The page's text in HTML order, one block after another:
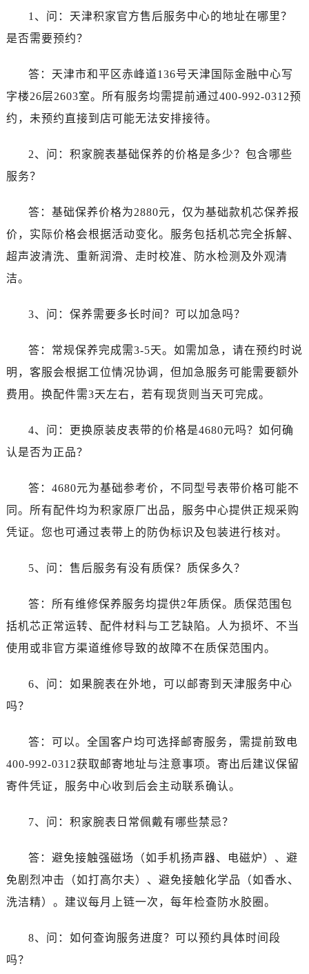
1、问：天津积家官方售后服务中心的地址在哪里？
是否需要预约？
答：天津市和平区赤峰道136号天津国际金融中心写
字楼26层2603室。所有服务均需提前通过400-992-0312预
约，未预约直接到店可能无法安排接待。
2、问：积家腕表基础保养的价格是多少？包含哪些
服务？
答：基础保养价格为2880元，仅为基础款机芯保养报
价，实际价格会根据活动变化。服务包括机芯完全拆解、
超声波清洗、重新润滑、走时校准、防水检测及外观清
洁。
3、问：保养需要多长时间？可以加急吗？
答：常规保养完成需3-5天。如需加急，请在预约时说
明，客服会根据工位情况协调，但加急服务可能需要额外
费用。换配件需3天左右，若有现货则当天可完成。
4、问：更换原装皮表带的价格是4680元吗？如何确
认是否为正品？
答：4680元为基础参考价，不同型号表带价格可能不
同。所有配件均为积家原厂出品，服务中心提供正规采购
凭证。您也可通过表带上的防伪标识及包装进行核对。
5、问：售后服务有没有质保？质保多久？
答：所有维修保养服务均提供2年质保。质保范围包
括机芯正常运转、配件材料与工艺缺陷。人为损坏、不当
使用或非官方渠道维修导致的故障不在质保范围内。
6、问：如果腕表在外地，可以邮寄到天津服务中心
吗？
答：可以。全国客户均可选择邮寄服务，需提前致电
400-992-0312获取邮寄地址与注意事项。寄出后建议保留
寄件凭证，服务中心收到后会主动联系确认。
7、问：积家腕表日常佩戴有哪些禁忌？
答：避免接触强磁场（如手机扬声器、电磁炉）、避
免剧烈冲击（如打高尔夫）、避免接触化学品（如香水、
洗洁精）。建议每月上链一次，每年检查防水胶圈。
8、问：如何查询服务进度？可以预约具体时间段
吗？